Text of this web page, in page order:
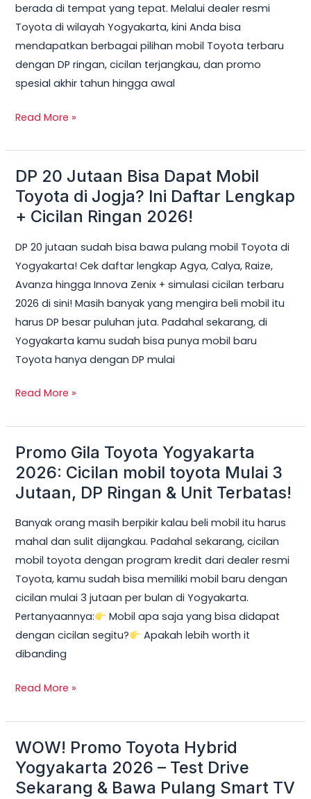
berada di tempat yang tepat. Melalui dealer resmi
Toyota di wilayah Yogyakarta, kini Anda bisa
mendapatkan berbagai pilihan mobil Toyota terbaru
dengan DP ringan, cicilan terjangkau, dan promo
spesial akhir tahun hingga awal
Promo,
Kredit
&
DP
Ringan
Dealer
Read More »
DP 20 Jutaan Bisa Dapat Mobil
Toyota di Jogja? Ini Daftar Lengkap
+ Cicilan Ringan 2026!
DP 20 jutaan sudah bisa bawa pulang mobil Toyota di
Yogyakarta! Cek daftar lengkap Agya, Calya, Raize,
Avanza hingga Innova Zenix + simulasi cicilan terbaru
2026 di sini! Masih banyak yang mengira beli mobil itu
harus DP besar puluhan juta. Padahal sekarang, di
Yogyakarta kamu sudah bisa punya mobil baru
Toyota hanya dengan DP mulai
DP
20
Jutaan
Dapat
Mobil
Toyota
di
Jogja?
Ini
Daftar
+
2026!
Read More »
Promo Gila Toyota Yogyakarta
2026: Cicilan mobil toyota Mulai 3
Jutaan, DP Ringan & Unit Terbatas!
Banyak orang masih berpikir kalau beli mobil itu harus
mahal dan sulit dijangkau. Padahal sekarang, cicilan
mobil toyota dengan program kredit dari dealer resmi
Toyota, kamu sudah bisa memiliki mobil baru dengan
cicilan mulai 3 jutaan per bulan di Yogyakarta.
Pertanyaannya:
Mobil apa saja yang bisa didapat
dengan cicilan segitu?
Apakah lebih worth it
dibanding
Promo
Gila
Toyota
2026:
Cicilan
mobil
toyota
Mulai
3
Jutaan,
DP
&
Read More »
WOW! Promo Toyota Hybrid
Yogyakarta 2026 – Test Drive
Sekarang & Bawa Pulang Smart TV
WOW!
Promo
Toyota